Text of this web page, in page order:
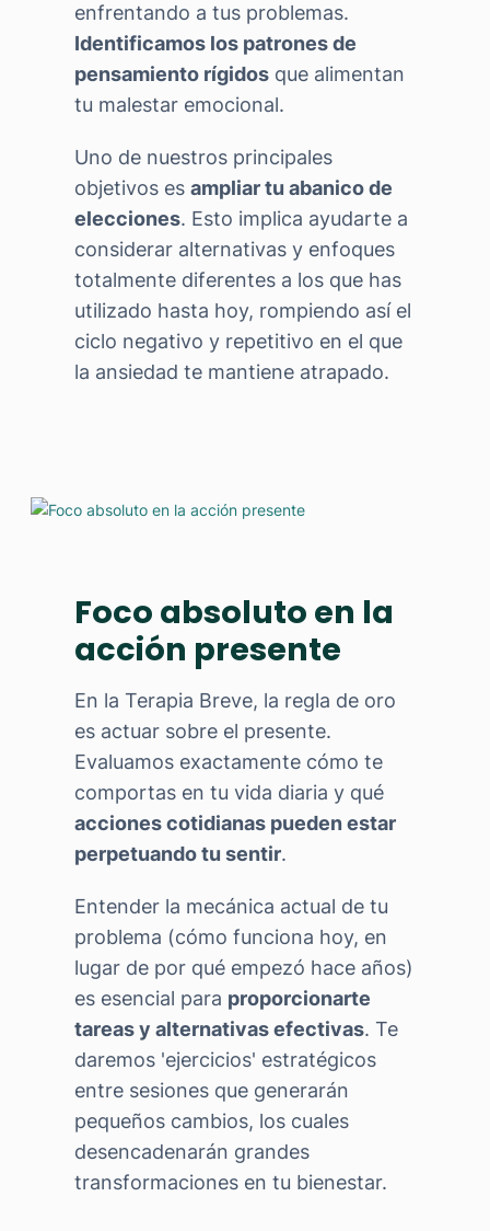
enfrentando a tus problemas.
Identificamos los patrones de
pensamiento rígidos que alimentan
tu malestar emocional.
Uno de nuestros principales
objetivos es ampliar tu abanico de
elecciones. Esto implica ayudarte a
considerar alternativas y enfoques
totalmente diferentes a los que has
utilizado hasta hoy, rompiendo así el
ciclo negativo y repetitivo en el que
la ansiedad te mantiene atrapado.
Foco absoluto en la
acción presente
En la Terapia Breve, la regla de oro
es actuar sobre el presente.
Evaluamos exactamente cómo te
comportas en tu vida diaria y qué
acciones cotidianas pueden estar
perpetuando tu sentir.
Entender la mecánica actual de tu
problema (cómo funciona hoy, en
lugar de por qué empezó hace años)
es esencial para proporcionarte
tareas y alternativas efectivas. Te
daremos 'ejercicios' estratégicos
entre sesiones que generarán
pequeños cambios, los cuales
desencadenarán grandes
transformaciones en tu bienestar.